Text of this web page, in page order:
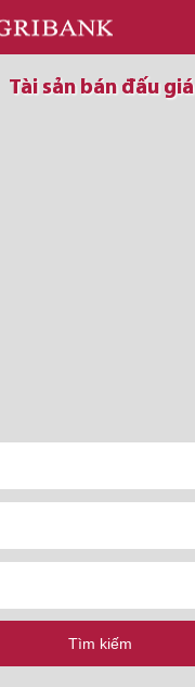
Tài sản bán đấu giá
Tài sản bán đấu giá
Tài sản bán đấu giá
Tìm kiếm